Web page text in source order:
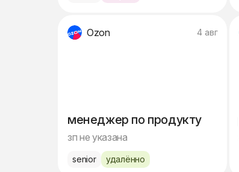
Ozon 4 авг
менеджер по продукту
зп не указана
senior удалённо